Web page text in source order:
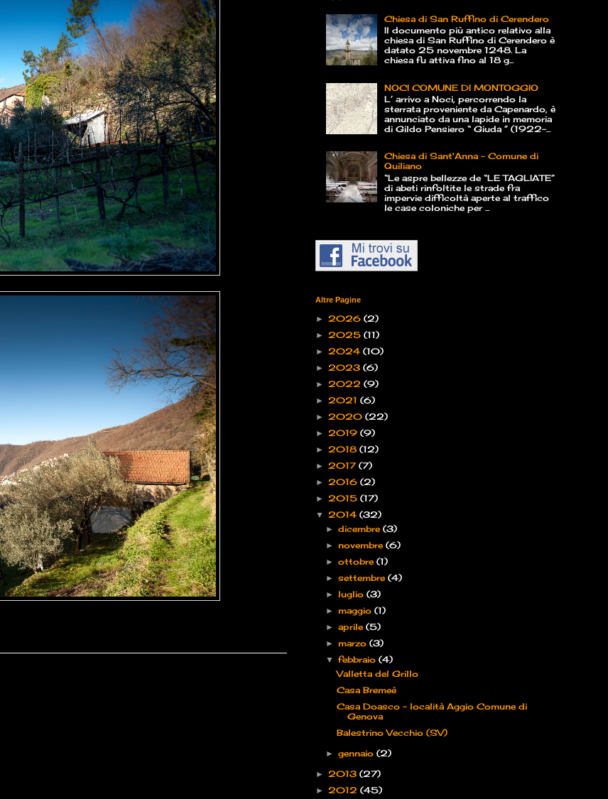
Chiesa di San Ruffino di Cerendero
Il documento più antico relativo alla
chiesa di San Ruffino di Cerendero è
datato 25 novembre 1248. La
chiesa fu attiva fino al 18 g...
NOCI COMUNE DI MONTOGGIO
L’ arrivo a Noci, percorrendo la
sterrata proveniente da Capenardo, è
annunciato da una lapide in memoria
di Gildo Pensiero “ Giuda ” (1922-...
Chiesa di Sant'Anna - Comune di
Quiliano
“Le aspre bellezze de “LE TAGLIATE”
di abeti rinfoltite le strade fra
impervie difficoltà aperte al traffico
le case coloniche per ...
Altre Pagine
► 2026 (2)
► 2025 (11)
► 2024 (10)
► 2023 (6)
► 2022 (9)
► 2021 (6)
► 2020 (22)
► 2019 (9)
► 2018 (12)
► 2017 (7)
► 2016 (2)
► 2015 (17)
▼ 2014 (32)
►dicembre(3)
►novembre(6)
►ottobre(1)
►settembre(4)
►luglio(3)
►maggio(1)
►aprile(5)
►marzo(3)
▼febbraio(4)
Valletta del Grillo
Casa Bremeè
Casa Doasco – località Aggio Comune di
Genova
Balestrino Vecchio (SV)
►gennaio(2)
► 2013 (27)
► 2012 (45)